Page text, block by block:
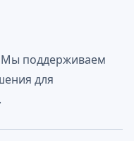
Мы поддерживаем
для